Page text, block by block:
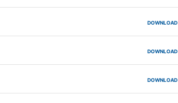
DOWNLOAD
DOWNLOAD
DOWNLOAD